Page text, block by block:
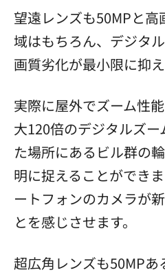
望遠レンズも50MPと高
域はもちろん、デジタ
画質劣化が最小限に抑え
実際に屋外でズーム性
大120倍のデジタルズ
た場所にあるビル群の
明に捉えることができ
ートフォンのカメラが
とを感じさせます。
超広角レンズも50MP